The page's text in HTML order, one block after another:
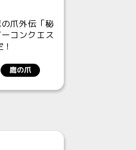
爪外伝「秘
コンクエス
鷹の爪